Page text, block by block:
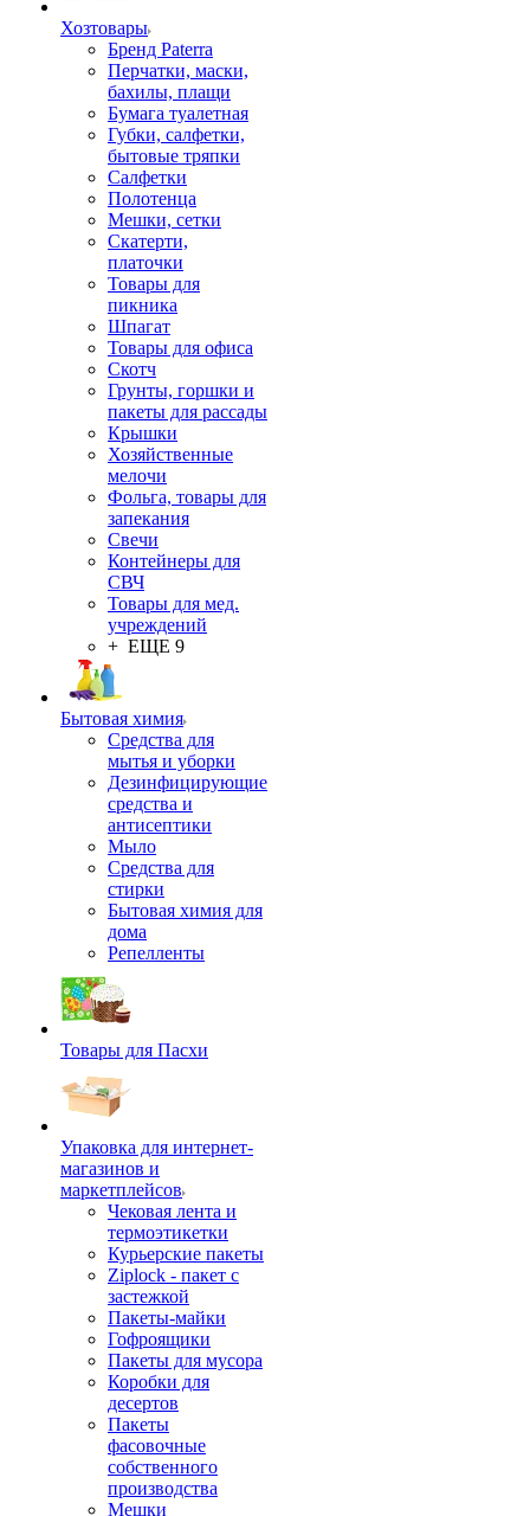
Хозтовары
Бренд Paterra
Перчатки, маски,
бахилы, плащи
Бумага туалетная
Губки, салфетки,
бытовые тряпки
Салфетки
Полотенца
Мешки, сетки
Скатерти,
платочки
Товары для
пикника
Шпагат
Товары для офиса
Скотч
Грунты, горшки и
пакеты для рассады
Крышки
Хозяйственные
мелочи
Фольга, товары для
запекания
Свечи
Контейнеры для
СВЧ
Товары для мед.
учреждений
+ ЕЩЕ 9
Бытовая химия
Средства для
мытья и уборки
Дезинфицирующие
средства и
антисептики
Мыло
Средства для
стирки
Бытовая химия для
дома
Репелленты
Товары для Пасхи
Упаковка для интернет-
магазинов и
маркетплейсов
Чековая лента и
термоэтикетки
Курьерские пакеты
Ziplock - пакет с
застежкой
Пакеты-майки
Гофроящики
Пакеты для мусора
Коробки для
десертов
Пакеты
фасовочные
собственного
производства
Мешки